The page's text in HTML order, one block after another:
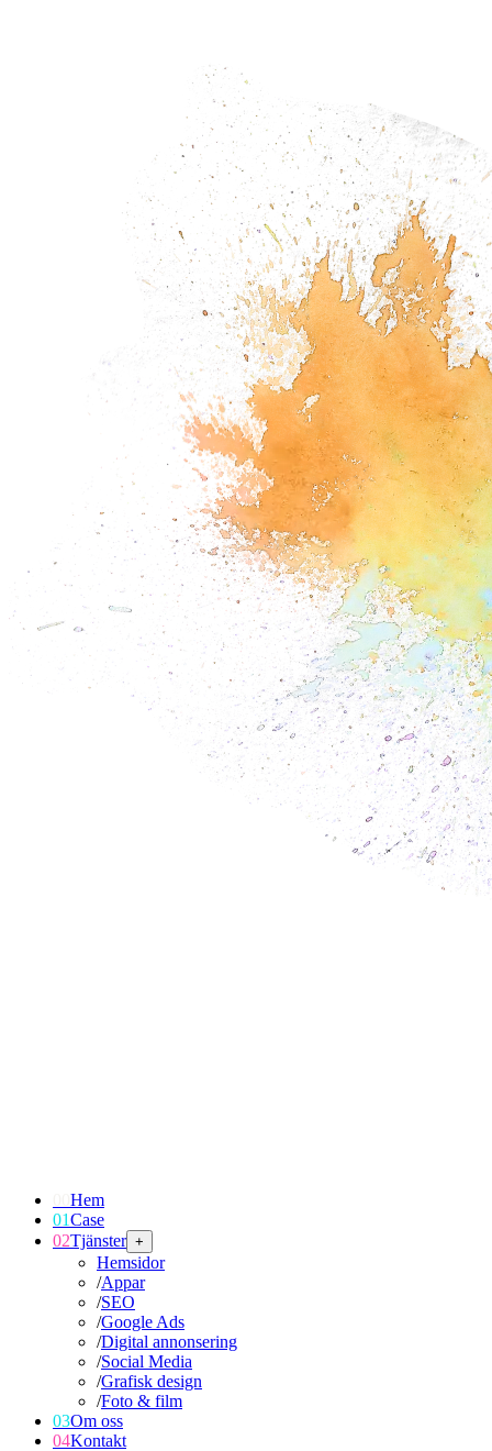
Hem
01Case
02Tjänster +
Hemsidor
/Appar
/SEO
/Google Ads
/Digital annonsering
/Social Media
/Grafisk design
/Foto & film
03Om oss
04Kontakt